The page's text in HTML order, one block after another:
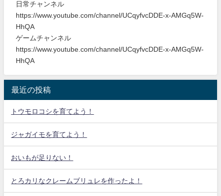
日常チャンネル
https://www.youtube.com/channel/UCqyfvcDDE-x-AMGq5W-
HhQA
ゲームチャンネル
https://www.youtube.com/channel/UCqyfvcDDE-x-AMGq5W-
HhQA
最近の投稿
トウモロコシを育てよう！
ジャガイモを育てよう！
おいもが足りない！
とろカリなクレームブリュレを作ったよ！